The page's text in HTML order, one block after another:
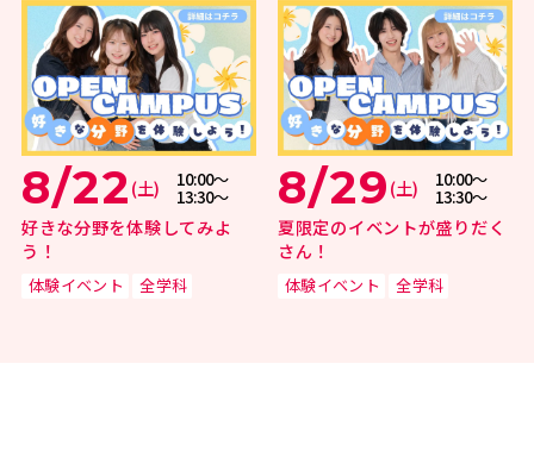
8/22(土) 10:00〜
13:30～
好きな分野を体験してみよ
う！
体験イベント 全学科
8/29(土) 10:00〜
13:30～
夏限定のイベントが盛りだく
さん！
体験イベント 全学科